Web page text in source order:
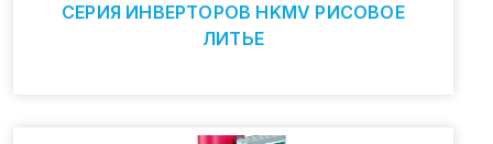
СЕРИЯ ИНВЕРТОРОВ HKMV РИСОВОЕ
ЛИТЬЕ